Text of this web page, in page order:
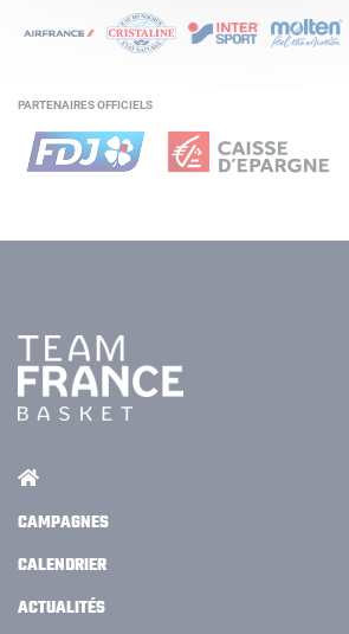
PARTENAIRES OFFICIELS
CAMPAGNES
CALENDRIER
ACTUALITÉS